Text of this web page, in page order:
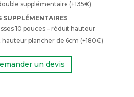
supplémentaire (+135€)
SUPPLÉMENTAIRES
10 pouces – réduit hauteur
plancher de 6cm (+180€)
un devis